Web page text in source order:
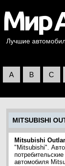
Лучшие
A B C
MITSUBISHI
Mitsubishi
"Mitsubishi".
автомобиля